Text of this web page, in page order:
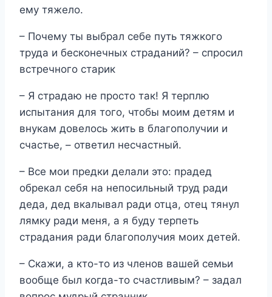
ему тяжело.
– Почему ты выбрал себе путь тяжкого
труда и бесконечных страданий? – спросил
встречного старик
– Я страдаю не просто так! Я терплю
испытания для того, чтобы моим детям и
внукам довелось жить в благополучии и
счастье, – ответил несчастный.
– Все мои предки делали это: прадед
обрекал себя на непосильный труд ради
деда, дед вкалывал ради отца, отец тянул
лямку ради меня, а я буду терпеть
страдания ради благополучия моих детей.
– Скажи, а кто-то из членов вашей семьи
вообще был когда-то счастливым? – задал